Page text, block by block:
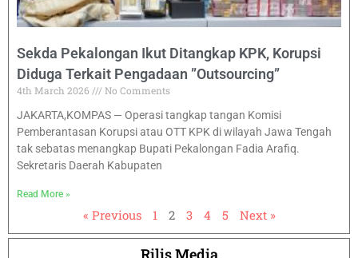
Sekda Pekalongan Ikut Ditangkap KPK, Korupsi
Diduga Terkait Pengadaan ”Outsourcing”
4th March 2026
No Comments
JAKARTA,KOMPAS — Operasi tangkap tangan Komisi
Pemberantasan Korupsi atau OTT KPK di wilayah Jawa Tengah
tak sebatas menangkap Bupati Pekalongan Fadia Arafiq.
Sekretaris Daerah Kabupaten
Read More »
« Previous 1 2 3 4 5 Next »